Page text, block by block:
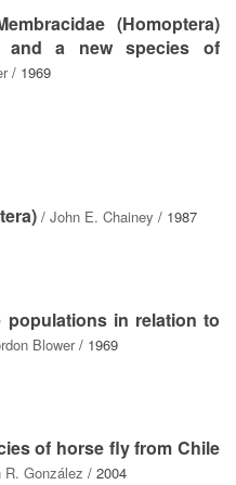
(Homoptera)
and a new species of
/ 1969
/ John E. Chainey / 1987
in relation to
Blower/ 1969
of horse fly from Chile
R. González / 2004